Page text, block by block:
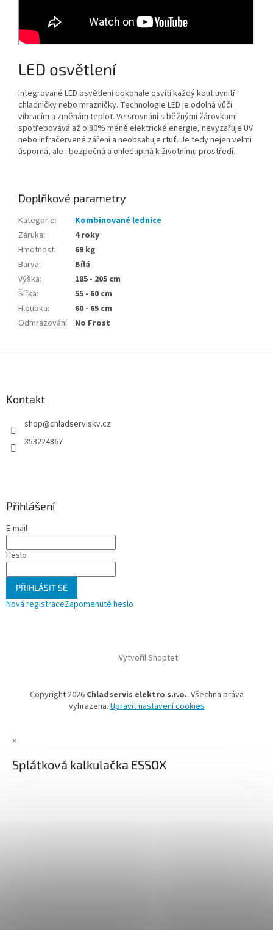
LED osvětlení
Integrované LED osvětlení dokonale osvítí každý kout uvnitř
chladničky nebo mrazničky. Technologie LED je odolná vůči
vibracím a změnám teplot. Ve srovnání s běžnými žárovkami
spotřebovává až o 80% méně elektrické energie, nevyzařuje UV
nebo infračervené záření a neobsahuje rtuť. Je tedy nejen velmi
úsporná, ale i bezpečná a ohleduplná k životnímu prostředí.
Doplňkové parametry
Kategorie:
Kombinované lednice
Záruka:
4 roky
Hmotnost:
69 kg
Barva:
Bílá
Výška:
185 - 205 cm
Šířka:
55 - 60 cm
Hloubka:
60 - 65 cm
Odmrazování: No Frost
Kontakt
shop@chladserviskv.cz
353224867
Přihlášení
E-mail
Heslo
PŘIHLÁSIT SE
Nová registraceZapomenuté heslo
Vytvořil Shoptet
Copyright 2026 Chladservis elektro s.r.o.. Všechna práva
vyhrazena. Upravit nastavení cookies
×
Splátková kalkulačka ESSOX